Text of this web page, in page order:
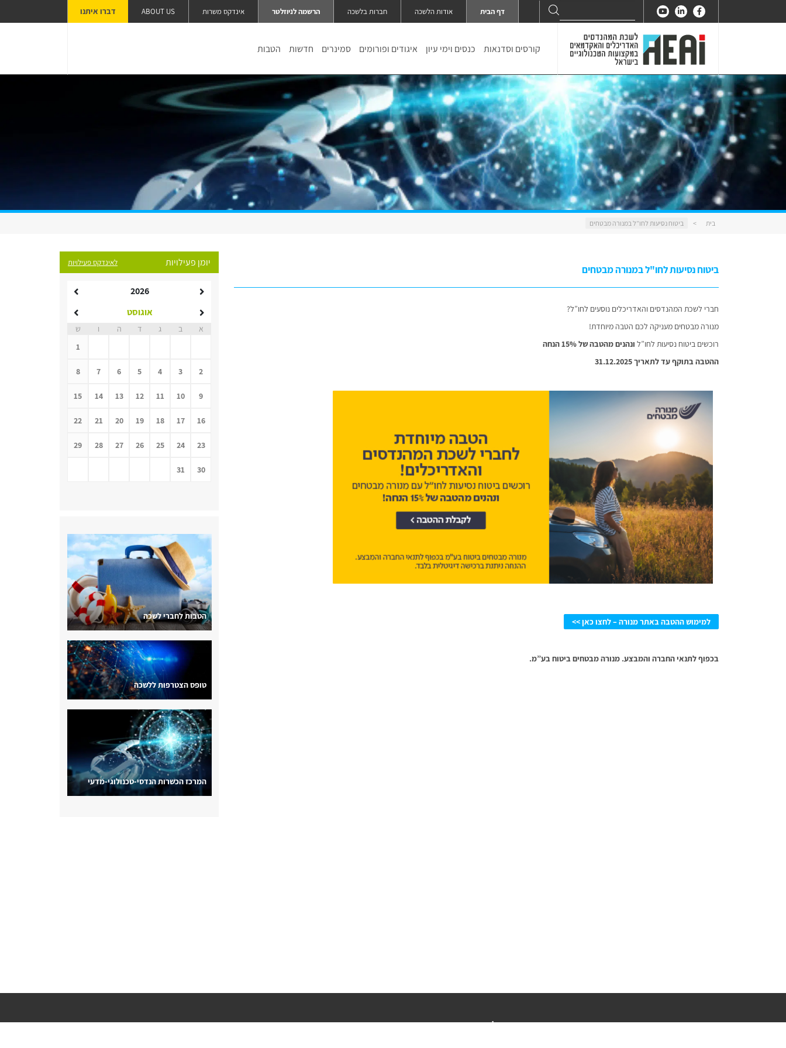
for:
Search דף הבית אודות הלשכה חברות בלשכה הרשמה לניוזלטר אינדקס משרות ABOUT US דברו איתנו
קורסים וסדנאות כנסים וימי עיון איגודים ופורומים סמינרים חדשות הטבות
בית > ביטוח נסיעות לחו”ל במנורה מבטחים
ביטוח נסיעות לחו"ל במנורה מבטחים
חברי לשכת המהנדסים והאדריכלים נוסעים לחו”ל?
מנורה מבטחים מעניקה לכם הטבה מיוחדת!
רוכשים ביטוח נסיעות לחו”ל ונהנים מהטבה של 15% הנחה
ההטבה בתוקף עד לתאריך 31.12.2025
למימוש ההטבה באתר מנורה – לחצו כאן >>
בכפוף לתנאי החברה והמבצע. מנורה מבטחים ביטוח בע”מ.
יומן פעילויות לאינדקס פעילויות
2026
אוגוסט
א ב ג ד ה ו
ש
1
2
3
4
5
6
7
8
9
10
11
12
13
14
15
16
17
18
19
20
21
22
23
24
25
26
27
28
29
30
31
הטבות לחברי לשכה
טופס הצטרפות ללשכה
המרכז הכשרות הנדסי-טכנולוגי-מדעי
לשירותך קישורים מידע